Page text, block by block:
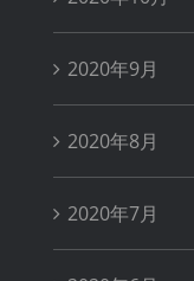
2020年9月
2020年8月
2020年7月